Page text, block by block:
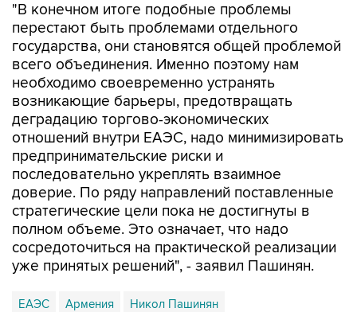
"В конечном итоге подобные проблемы
перестают быть проблемами отдельного
государства, они становятся общей проблемой
всего объединения. Именно поэтому нам
необходимо своевременно устранять
возникающие барьеры, предотвращать
деградацию торгово-экономических
отношений внутри ЕАЭС, надо минимизировать
предпринимательские риски и
последовательно укреплять взаимное
доверие. По ряду направлений поставленные
стратегические цели пока не достигнуты в
полном объеме. Это означает, что надо
сосредоточиться на практической реализации
уже принятых решений", - заявил Пашинян.
ЕАЭС Армения Никол Пашинян